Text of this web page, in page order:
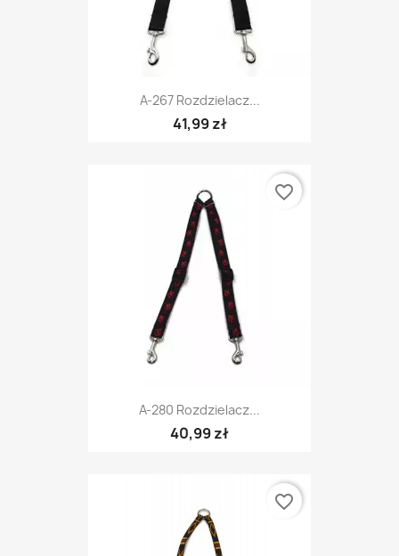
A-267 Rozdzielacz...
41,99 zł
A-280 Rozdzielacz...
40,99 zł
favorite_border
favorite_border